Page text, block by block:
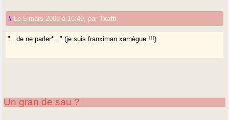
# Le 5 mars 2008 à 16:49 parTxatti
"...de ne parler*..." (je suis franximan xarnègue !!!)
Un gran de sau ?